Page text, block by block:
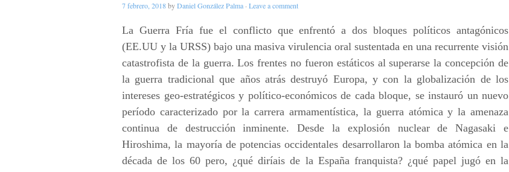
7 febrero, 2018byDaniel González Palma · Leave a comment
La Guerra Fría fue el conflicto que enfrentó a dos bloques políticos antagónicos
(EE.UU y la URSS) bajo una masiva virulencia oral sustentada en una recurrente visión
catastrofista de la guerra. Los frentes no fueron estáticos al superarse la concepción de
la guerra tradicional que años atrás destruyó Europa, y con la globalización de los
intereses geo-estratégicos y político-económicos de cada bloque, se instauró un nuevo
período caracterizado por la carrera armamentística, la guerra atómica y la amenaza
continua de destrucción inminente. Desde la explosión nuclear de Nagasaki e
Hiroshima, la mayoría de potencias occidentales desarrollaron la bomba atómica en la
década de los 60 pero, ¿qué diríais de la España franquista? ¿qué papel jugó en la